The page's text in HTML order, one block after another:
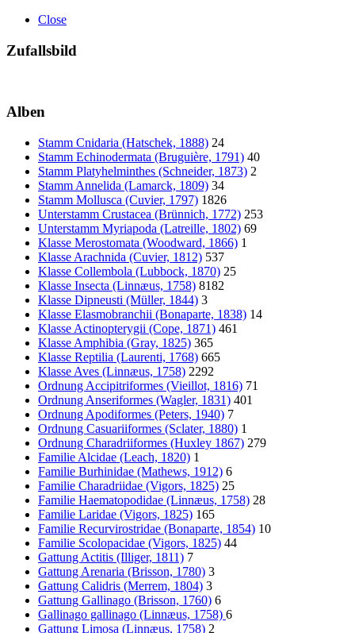
Close
Zufallsbild
Alben
Stamm Cnidaria (Hatschek, 1888) 24
Stamm Echinodermata (Bruguière, 1791) 40
Stamm Platyhelminthes (Schneider, 1873) 2
Stamm Annelida (Lamarck, 1809) 34
Stamm Mollusca (Cuvier, 1797) 1826
Unterstamm Crustacea (Brünnich, 1772) 253
Unterstamm Myriapoda (Latreille, 1802) 69
Klasse Merostomata (Woodward, 1866) 1
Klasse Arachnida (Cuvier, 1812) 537
Klasse Collembola (Lubbock, 1870) 25
Klasse Insecta (Linnæus, 1758) 8182
Klasse Dipneusti (Müller, 1844) 3
Klasse Elasmobranchii (Bonaparte, 1838) 14
Klasse Actinopterygii (Cope, 1871) 461
Klasse Amphibia (Gray, 1825) 365
Klasse Reptilia (Laurenti, 1768) 665
Klasse Aves (Linnæus, 1758) 2292
Ordnung Accipitriformes (Vieillot, 1816) 71
Ordnung Anseriformes (Wagler, 1831) 401
Ordnung Apodiformes (Peters, 1940) 7
Ordnung Casuariiformes (Sclater, 1880) 1
Ordnung Charadriiformes (Huxley 1867) 279
Familie Alcidae (Leach, 1820) 1
Familie Burhinidae (Mathews, 1912) 6
Familie Charadriidae (Vigors, 1825) 25
Familie Haematopodidae (Linnæus, 1758) 28
Familie Laridae (Vigors, 1825) 165
Familie Recurvirostridae (Bonaparte, 1854) 10
Familie Scolopacidae (Vigors, 1825) 44
Gattung Actitis (Illiger, 1811) 7
Gattung Arenaria (Brisson, 1780) 3
Gattung Calidris (Merrem, 1804) 3
Gattung Gallinago (Brisson, 1760) 6
Gallinago gallinago (Linnæus, 1758) 6
Gattung Limosa (Linnæus, 1758) 2